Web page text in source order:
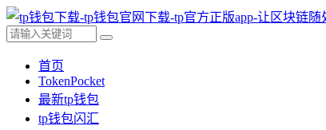
首页
TokenPocket
最新tp钱包
tp钱包闪汇